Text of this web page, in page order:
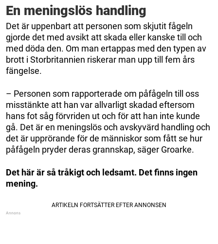
En meningslös handling
Det är uppenbart att personen som skjutit fågeln
gjorde det med avsikt att skada eller kanske till och
med döda den. Om man ertappas med den typen av
brott i Storbritannien riskerar man upp till fem års
fängelse.
– Personen som rapporterade om påfågeln till oss
misstänkte att han var allvarligt skadad eftersom
hans fot såg förvriden ut och för att han inte kunde
gå. Det är en meningslös och avskyvärd handling och
det är upprörande för de människor som fått se hur
påfågeln pryder deras grannskap, säger Groarke.
Det här är så tråkigt och ledsamt. Det finns ingen
mening.